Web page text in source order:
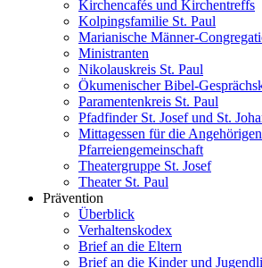
Kirchencafés und Kirchentreffs
Kolpingsfamilie St. Paul
Marianische Männer-
Ministranten
Nikolauskreis St. Paul
Ökumenischer Bibel-
Paramentenkreis St. Paul
Pfadfinder St. Josef und St.
Mittagessen für die
Pfarreiengemeinschaft
Theatergruppe St. Josef
Theater St. Paul
Prävention
Überblick
Verhaltenskodex
Brief an die Eltern
Brief an die Kinder und